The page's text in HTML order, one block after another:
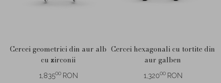
Cercei geometrici din aur alb
cu zirconii
1,83500 RON
Cercei hexagonali cu tortite din
aur galben
1,32000 RON